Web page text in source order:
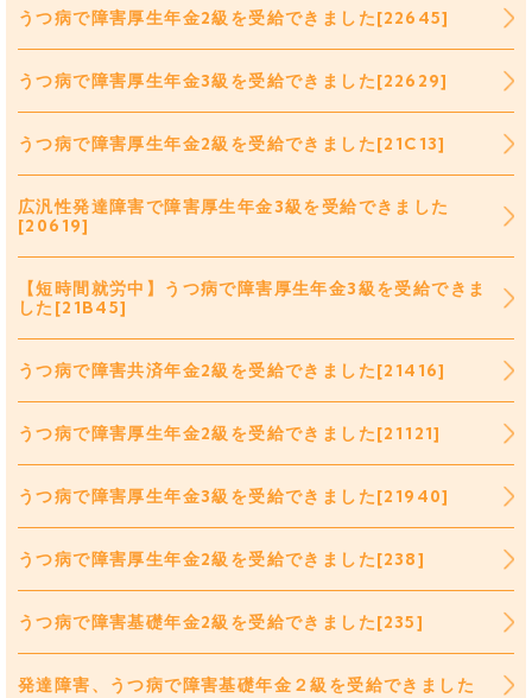
うつ病で障害厚生年金2級を受給できました[22645]
うつ病で障害厚生年金3級を受給できました[22629]
うつ病で障害厚生年金2級を受給できました[21C13]
広汎性発達障害で障害厚生年金3級を受給できました
[20619]
【短時間就労中】うつ病で障害厚生年金3級を受給できま
した[21B45]
うつ病で障害共済年金2級を受給できました[21416]
うつ病で障害厚生年金2級を受給できました[21121]
うつ病で障害厚生年金3級を受給できました[21940]
うつ病で障害厚生年金2級を受給できました[238]
うつ病で障害基礎年金2級を受給できました[235]
発達障害、うつ病で障害基礎年金２級を受給できました